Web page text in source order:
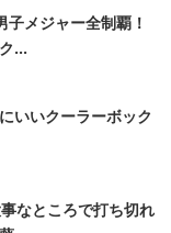
子メジャー全制覇！
...
いいクーラーボック
なところで打ち切れ